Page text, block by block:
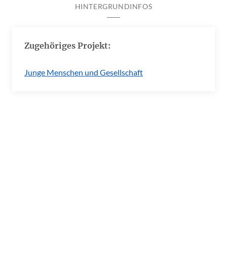
HINTERGRUNDINFOS
Zugehöriges Projekt:
Junge Menschen und Gesellschaft